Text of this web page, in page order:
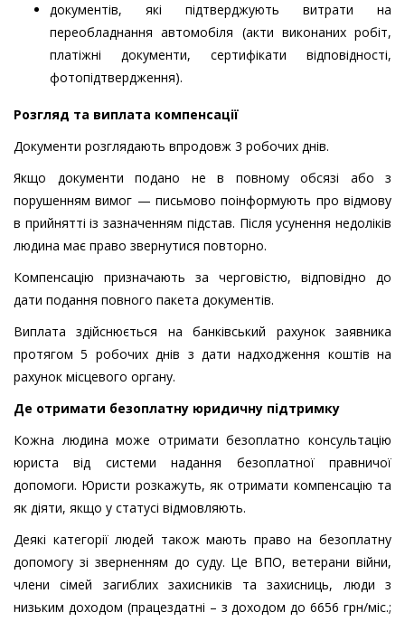
документів, які підтверджують витрати на
переобладнання автомобіля (акти виконаних робіт,
платіжні документи, сертифікати відповідності,
фотопідтвердження).
Розгляд та виплата компенсації
Документи розглядають впродовж 3 робочих днів.
Якщо документи подано не в повному обсязі або з
порушенням вимог — письмово поінформують про відмову
в прийнятті із зазначенням підстав. Після усунення недоліків
людина має право звернутися повторно.
Компенсацію призначають за черговістю, відповідно до
дати подання повного пакета документів.
Виплата здійснюється на банківський рахунок заявника
протягом 5 робочих днів з дати надходження коштів на
рахунок місцевого органу.
Де отримати безоплатну юридичну підтримку
Кожна людина може отримати безоплатно консультацію
юриста від системи надання безоплатної правничої
допомоги. Юристи розкажуть, як отримати компенсацію та
як діяти, якщо у статусі відмовляють.
Деякі категорії людей також мають право на безоплатну
допомогу зі зверненням до суду. Це ВПО, ветерани війни,
члени сімей загиблих захисників та захисниць, люди з
низьким доходом (працездатні – з доходом до 6656 грн/міс.;